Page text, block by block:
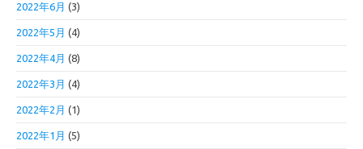
2022年6月 (3)
2022年5月 (4)
2022年4月 (8)
2022年3月 (4)
2022年2月 (1)
2022年1月 (5)